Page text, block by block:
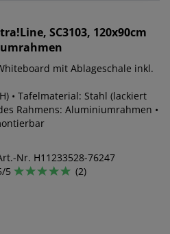
SC3103, 120x90cm
mit Ablageschale inkl.
• Tafelmaterial: Stahl (lackiert
Rahmens: Aluminiumrahmen •
Nr. H11233528-76247
5
(2)